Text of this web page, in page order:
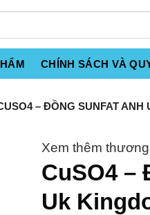
CHÍNH SÁCH VÀ
– ĐỒNG SUNFAT ANH
CuSO4 –
Uk